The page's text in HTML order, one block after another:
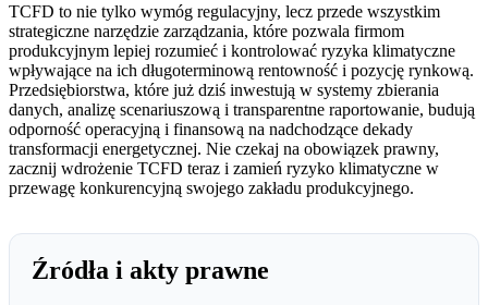
TCFD to nie tylko wymóg regulacyjny, lecz przede wszystkim
strategiczne narzędzie zarządzania, które pozwala firmom
produkcyjnym lepiej rozumieć i kontrolować ryzyka klimatyczne
wpływające na ich długoterminową rentowność i pozycję rynkową.
Przedsiębiorstwa, które już dziś inwestują w systemy zbierania
danych, analizę scenariuszową i transparentne raportowanie, budują
odporność operacyjną i finansową na nadchodzące dekady
transformacji energetycznej. Nie czekaj na obowiązek prawny,
zacznij wdrożenie TCFD teraz i zamień ryzyko klimatyczne w
przewagę konkurencyjną swojego zakładu produkcyjnego.
Źródła i akty prawne